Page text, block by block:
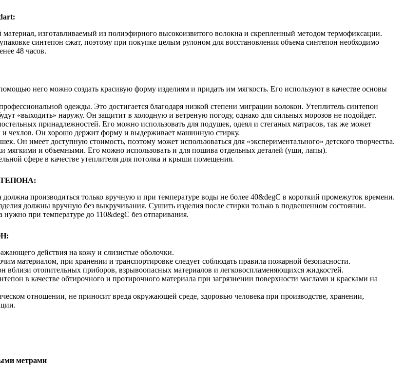
изготавливаемый из полиэфирного высокоизвитого волокна и скрепленный методом термофиксации.
синтепон сжат, поэтому при покупке целым рулоном для восстановления объема синтепон необходимо
48 часов.
него можно создать красивую форму изделиям и придать им мягкость. Его используют в качестве основы
одежды. Это достигается благодаря низкой степени миграции волокон. Утеплитель синтепон
«выходить» наружу. Он защитит в холодную и ветреную погоду, однако для сильных морозов не подойдет.
принадлежностей. Его можно использовать для подушек, одеял и стеганых матрасов, так же может
и чехлов. Он хорошо держит форму и выдерживает машинную стирку.
Он имеет доступную стоимость, поэтому может использоваться для «экспериментального» детского творчества.
мягкими и объемными. Его можно использовать и для пошива отдельных деталей (уши, лапы).
сфере в качестве утеплителя для потолка и крыши помещения.
должна производиться только вручную и при температуре воды не более 40&degC в короткий промежуток времени.
должны вручную без выкручивания. Сушить изделия после стирки только в подвешенном состоянии.
нужно при температуре до 110&degC без отпаривания.
действия на кожу и слизистые оболочки.
материалом, при хранении и транспортировке следует соблюдать правила пожарной безопасности.
вблизи отопительных приборов, взрывоопасных материалов и легковоспламеняющихся жидкостей.
в качестве обтирочного и протирочного материала при загрязнении поверхности маслами и красками на
отношении, не приносит вреда окружающей среде, здоровью человека при производстве, хранении,
метрами